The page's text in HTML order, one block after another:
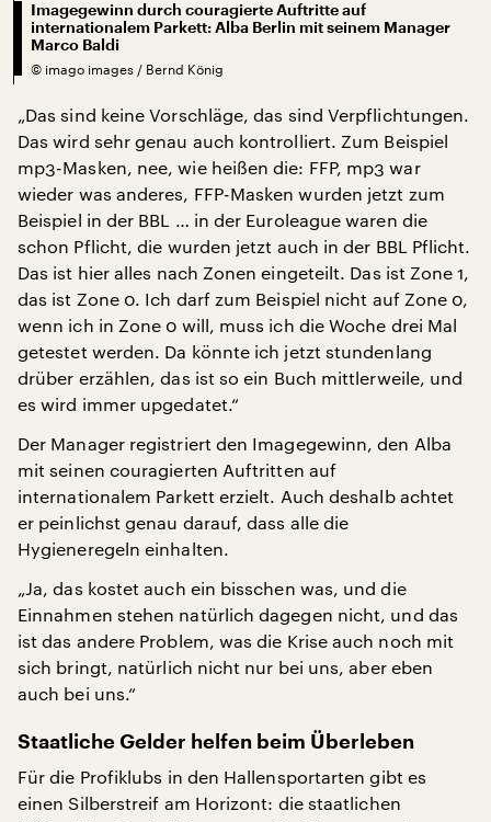
Imagegewinn durch couragierte Auftritte auf
internationalem Parkett: Alba Berlin mit seinem Manager
Marco Baldi
© imago images / Bernd König
„Das sind keine Vorschläge, das sind Verpflichtungen.
Das wird sehr genau auch kontrolliert. Zum Beispiel
mp3-Masken, nee, wie heißen die: FFP, mp3 war
wieder was anderes, FFP-Masken wurden jetzt zum
Beispiel in der BBL … in der Euroleague waren die
schon Pflicht, die wurden jetzt auch in der BBL Pflicht.
Das ist hier alles nach Zonen eingeteilt. Das ist Zone 1,
das ist Zone 0. Ich darf zum Beispiel nicht auf Zone 0,
wenn ich in Zone 0 will, muss ich die Woche drei Mal
getestet werden. Da könnte ich jetzt stundenlang
drüber erzählen, das ist so ein Buch mittlerweile, und
es wird immer upgedatet.“
Der Manager registriert den Imagegewinn, den Alba
mit seinen couragierten Auftritten auf
internationalem Parkett erzielt. Auch deshalb achtet
er peinlichst genau darauf, dass alle die
Hygieneregeln einhalten.
„Ja, das kostet auch ein bisschen was, und die
Einnahmen stehen natürlich dagegen nicht, und das
ist das andere Problem, was die Krise auch noch mit
sich bringt, natürlich nicht nur bei uns, aber eben
auch bei uns.“
Staatliche Gelder helfen beim Überleben
Für die Profiklubs in den Hallensportarten gibt es
einen Silberstreif am Horizont: die staatlichen